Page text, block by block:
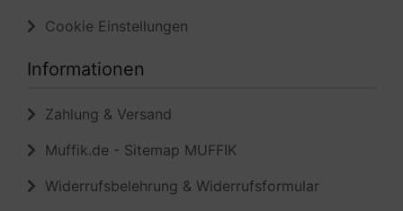
Cookie Einstellungen
Informationen
Zahlung & Versand
Muffik.de - Sitemap MUFFIK
Widerrufsbelehrung & Widerrufsformular